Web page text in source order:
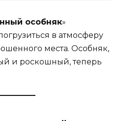
особняк»
в атмосферу
места. Особняк,
и роскошный, теперь